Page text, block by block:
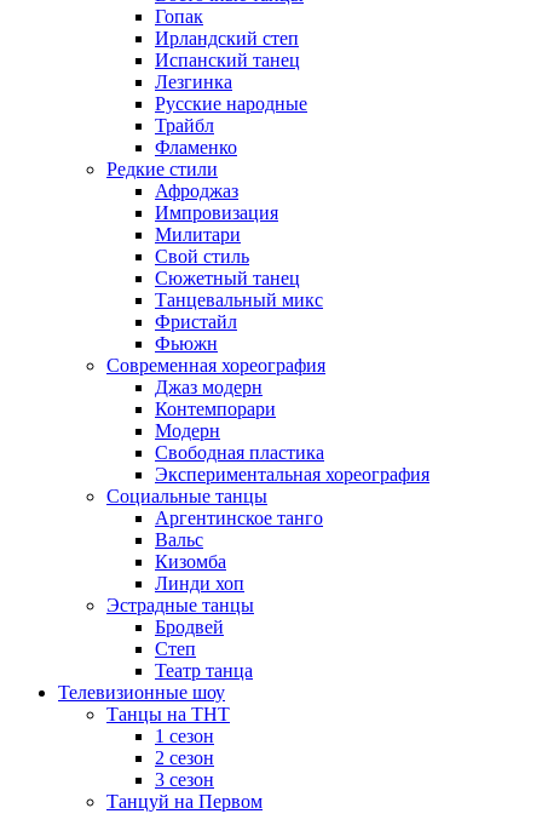
Гопак
Ирландский степ
Испанский танец
Лезгинка
Русские народные
Трайбл
Фламенко
Редкие стили
Афроджаз
Импровизация
Милитари
Свой стиль
Сюжетный танец
Танцевальный микс
Фристайл
Фьюжн
Современная хореография
Джаз модерн
Контемпорари
Модерн
Свободная пластика
Экспериментальная хореография
Социальные танцы
Аргентинское танго
Вальс
Кизомба
Линди хоп
Эстрадные танцы
Бродвей
Степ
Театр танца
Телевизионные шоу
Танцы на ТНТ
1 сезон
2 сезон
3 сезон
Танцуй на Первом